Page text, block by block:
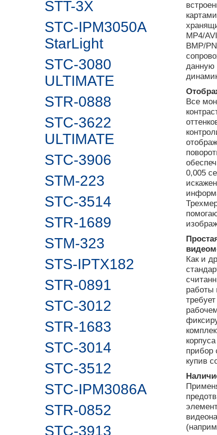
STT-3X
STC-IPM3050A
StarLight
STC-3080
ULTIMATE
STR-0888
STC-3622
ULTIMATE
STC-3906
STM-223
STC-3514
STR-1689
STM-323
STS-IPTX182
STR-0891
STC-3012
STR-1683
STC-3014
STC-3512
STC-IPM3086A
STR-0852
STC-3913
MP4/
BMP/
данную
Все
0,005
Как и
работы
прибор
купив